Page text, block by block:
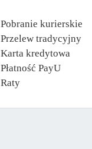
Pobranie kurierskie
Przelew tradycyjny
Karta kredytowa
Płatność PayU
Raty